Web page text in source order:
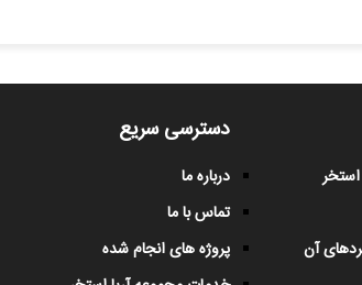
آن
دسترسی سریع
درباره ما
تماس با ما
پروژه های انجام شده